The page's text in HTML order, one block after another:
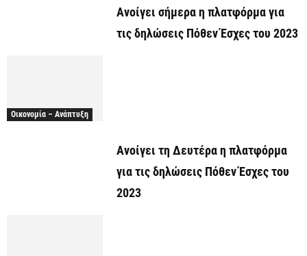
Ανοίγει σήμερα η πλατφόρμα για
τις δηλώσεις Πόθεν Έσχες του 2023
Οικονομία – Ανάπτυξη
Ανοίγει τη Δευτέρα η πλατφόρμα
για τις δηλώσεις Πόθεν Έσχες του
2023